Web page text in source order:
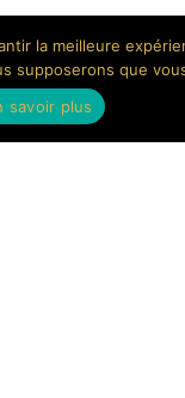
la meilleure
supposerons que
savoir plus